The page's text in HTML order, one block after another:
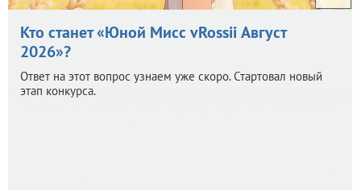
Кто станет «Юной Мисс vRossii Август
2026»?
Ответ на этот вопрос узнаем уже скоро. Стартовал новый
этап конкурса.